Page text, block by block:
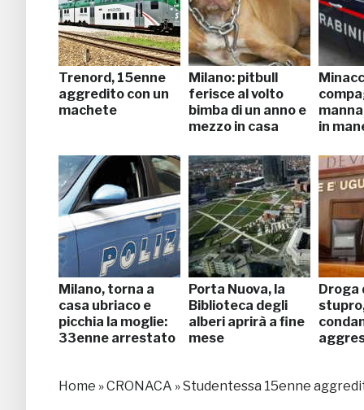
Trenord, 15enne
aggredito con un
machete
Milano: pitbull
ferisce al volto
bimba di un anno e
mezzo in casa
in
Milano, torna a
casa ubriaco e
picchia la moglie:
33enne arrestato
Porta Nuova, la
Biblioteca degli
alberi aprirà a fine
mese
Droga
Home »CRONACA »Studentessa 15enne